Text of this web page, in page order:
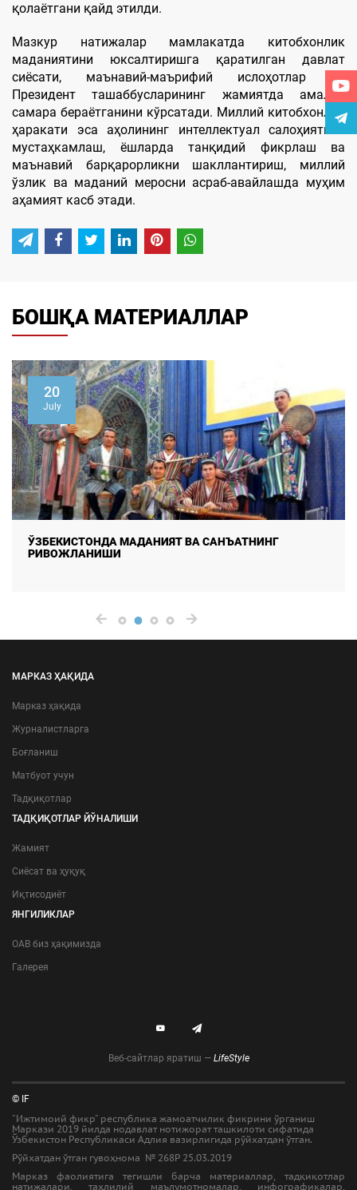
қолаётгани қайд этилди.
Мазкур натижалар мамлакатда китобхонлик
маданиятини юксалтиришга қаратилган давлат
сиёсати, маънавий-маърифий ислоҳотлар ва
Президент ташаббусларининг жамиятда амалий
самара бераётганини кўрсатади. Миллий китобхонлик
ҳаракати эса аҳолининг интеллектуал салоҳиятини
мустаҳкамлаш, ёшларда танқидий фикрлаш ва
маънавий барқарорликни шакллантириш, миллий
ўзлик ва маданий меросни асраб-авайлашда муҳим
аҳамият касб этади.
БОШҚА МАТЕРИАЛЛАР
20
July
ЎЗБЕКИСТОНДА МАДАНИЯТ ВА САНЪАТНИНГ
РИВОЖЛАНИШИ
МАРКАЗ ҲАҚИДА
Марказ ҳақида
Журналистларга
Боғланиш
Матбуот учун
Тадқиқотлар
ТАДҚИҚОТЛАР ЙЎНАЛИШИ
Жамият
Сиёсат ва ҳуқуқ
Иқтисодиёт
ЯНГИЛИКЛАР
ОАВ биз ҳақимизда
Галерея
Веб-сайтлар яратиш — LifeStyle
© IF
"Ижтимоий фикр" республика жамоатчилик фикрини ўрганиш
Маркази 2019 йилда нодавлат нотижорат ташкилоти сифатида
Ўзбекистон Республикаси Адлия вазирлигида рўйхатдан ўтган.
Рўйхатдан ўтган гувоҳнома № 268Р 25.03.2019
Марказ фаолиятига тегишли барча материаллар, тадқиқотлар
натижалари, таҳлилий маълумотномалар, инфографикалар,